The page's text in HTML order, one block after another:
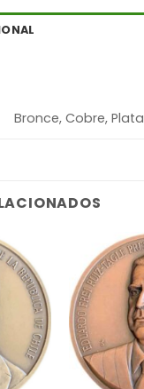
Bronce, Cobre, Plata